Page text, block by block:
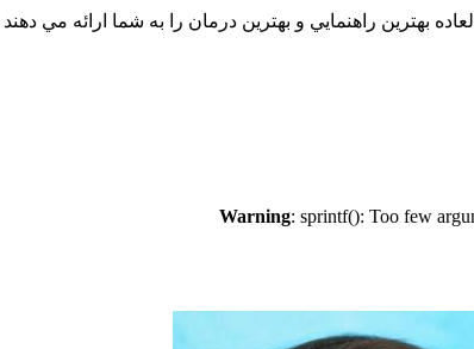
راهنمايي و بهترين درمان را به شما ارائه مي دهند و موفقيت
Warning: sprintf(): Too few